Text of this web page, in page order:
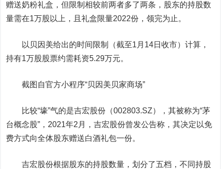
赠送奶粉礼盒，但限制相较前两者多了两条，股东的持股数
量需在1万股以上，且礼盒限量2022份，领完为止。
以贝因美给出的时间限制（截至1月14日收市）计算，
持有1万股股票约需耗资5.29万元。
截图自官方小程序“贝因美贝家商场”
比较“壕”气的是吉宏股份 （002803.SZ），其被称为“茅
台概念股”，2021年2月，吉宏股份曾发公告称，其决定以免
费方式向全体股东赠送白酒礼包一份。
吉宏股份根据股东的持股数量，划分了五档，不同持股